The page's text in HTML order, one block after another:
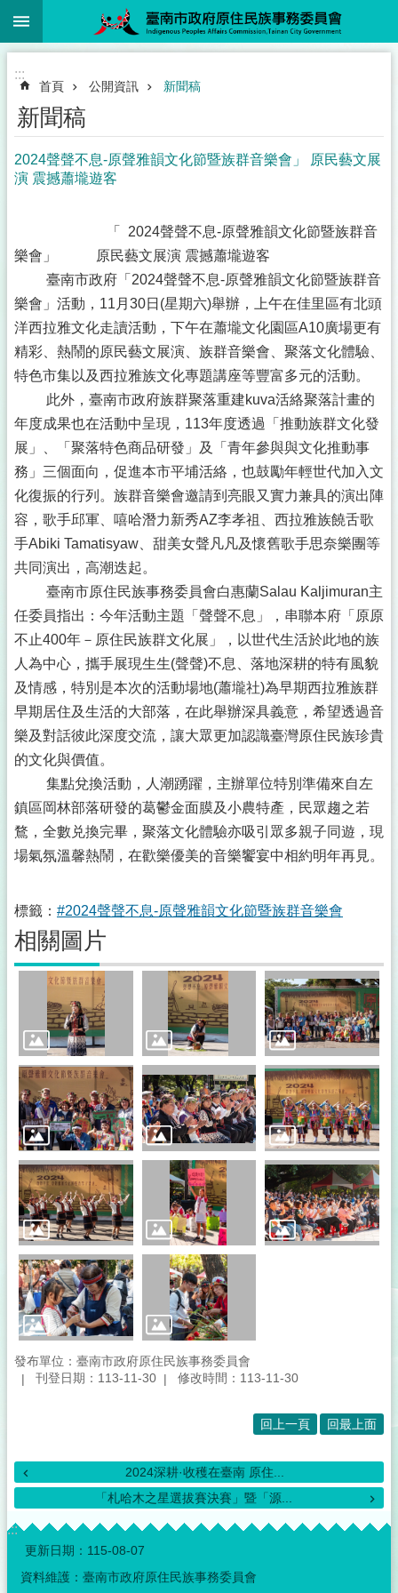
跳到主要內容區塊
搜
尋
階
搜
關
政
計
畫
法
令
章
申
辦
業
務
本
會
社
團
名
冊
哈
木
集
攤
商
名
公
開
資
訊
資
訊
下
載
專
區
影
音
專
區
性
別
主
流
化
專
區
告
專
區
住
民
:::
首頁 公開資訊 新聞稿
新聞稿
2024聲聲不息-原聲雅韻文化節暨族群音樂會」 原民藝文展
演 震撼蕭壠遊客
「 2024聲聲不息-原聲雅韻文化節暨族群音
樂會」 原民藝文展演 震撼蕭壠遊客
臺南市政府「2024聲聲不息-原聲雅韻文化節暨族群音
樂會」活動，11月30日(星期六)舉辦，上午在佳里區有北頭
洋西拉雅文化走讀活動，下午在蕭壠文化園區A10廣場更有
精彩、熱鬧的原民藝文展演、族群音樂會、聚落文化體驗、
特色市集以及西拉雅族文化專題講座等豐富多元的活動。
此外，臺南市政府族群聚落重建kuva活絡聚落計畫的
年度成果也在活動中呈現，113年度透過「推動族群文化發
展」、「聚落特色商品研發」及「青年參與與文化推動事
務」三個面向，促進本市平埔活絡，也鼓勵年輕世代加入文
化復振的行列。族群音樂會邀請到亮眼又實力兼具的演出陣
容，歌手邱軍、嘻哈潛力新秀AZ李孝祖、西拉雅族饒舌歌
手Abiki Tamatisyaw、甜美女聲凡凡及懷舊歌手思奈樂團等
共同演出，高潮迭起。
臺南市原住民族事務委員會白惠蘭Salau Kaljimuran主
任委員指出：今年活動主題「聲聲不息」，串聯本府「原原
不止400年－原住民族群文化展」，以世代生活於此地的族
人為中心，攜手展現生生(聲聲)不息、落地深耕的特有風貌
及情感，特別是本次的活動場地(蕭壠社)為早期西拉雅族群
早期居住及生活的大部落，在此舉辦深具義意，希望透過音
樂及對話彼此深度交流，讓大眾更加認識臺灣原住民族珍貴
的文化與價值。
集點兌換活動，人潮踴躍，主辦單位特別準備來自左
鎮區岡林部落研發的葛鬱金面膜及小農特產，民眾趨之若
鶩，全數兑換完畢，聚落文化體驗亦吸引眾多親子同遊，現
場氣氛溫馨熱鬧，在歡樂優美的音樂饗宴中相約明年再見。
標籤： #2024聲聲不息-原聲雅韻文化節暨族群音樂會
相關圖片
發布單位：臺南市政府原住民族事務委員會
刊登日期：113-11-30
修改時間：113-11-30
回上一頁 回最上面
2024深耕·收穫在臺南 原住...
「札哈木之星選拔賽決賽」暨「源...
:::
更新日期： 115-08-07
資料維護：臺南市政府原住民族事務委員會